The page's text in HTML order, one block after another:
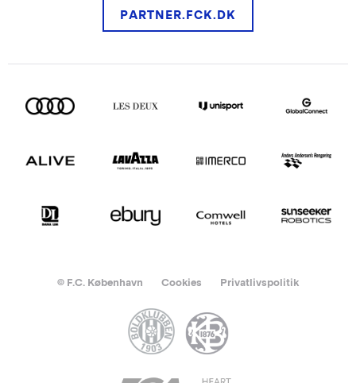
PARTNER.FCK.DK
© F.C. København Cookies Privatlivspolitik